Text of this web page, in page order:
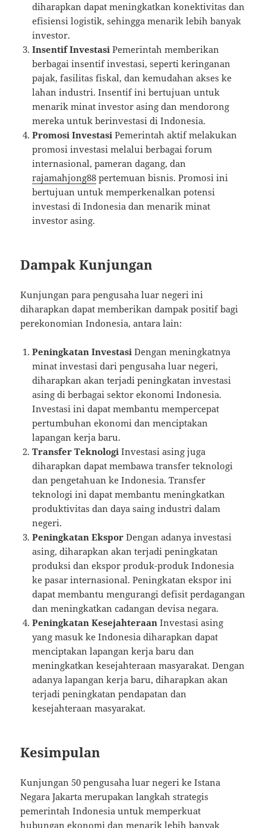
diharapkan dapat meningkatkan konektivitas dan
efisiensi logistik, sehingga menarik lebih banyak
investor.
Insentif Investasi Pemerintah memberikan
berbagai insentif investasi, seperti keringanan
pajak, fasilitas fiskal, dan kemudahan akses ke
lahan industri. Insentif ini bertujuan untuk
menarik minat investor asing dan mendorong
mereka untuk berinvestasi di Indonesia.
Promosi Investasi Pemerintah aktif melakukan
promosi investasi melalui berbagai forum
internasional, pameran dagang, dan
rajamahjong88 pertemuan bisnis. Promosi ini
bertujuan untuk memperkenalkan potensi
investasi di Indonesia dan menarik minat
investor asing.
Dampak Kunjungan
Kunjungan para pengusaha luar negeri ini
diharapkan dapat memberikan dampak positif bagi
perekonomian Indonesia, antara lain:
Peningkatan Investasi Dengan meningkatnya
minat investasi dari pengusaha luar negeri,
diharapkan akan terjadi peningkatan investasi
asing di berbagai sektor ekonomi Indonesia.
Investasi ini dapat membantu mempercepat
pertumbuhan ekonomi dan menciptakan
lapangan kerja baru.
Transfer Teknologi Investasi asing juga
diharapkan dapat membawa transfer teknologi
dan pengetahuan ke Indonesia. Transfer
teknologi ini dapat membantu meningkatkan
produktivitas dan daya saing industri dalam
negeri.
Peningkatan Ekspor Dengan adanya investasi
asing, diharapkan akan terjadi peningkatan
produksi dan ekspor produk-produk Indonesia
ke pasar internasional. Peningkatan ekspor ini
dapat membantu mengurangi defisit perdagangan
dan meningkatkan cadangan devisa negara.
Peningkatan Kesejahteraan Investasi asing
yang masuk ke Indonesia diharapkan dapat
menciptakan lapangan kerja baru dan
meningkatkan kesejahteraan masyarakat. Dengan
adanya lapangan kerja baru, diharapkan akan
terjadi peningkatan pendapatan dan
kesejahteraan masyarakat.
Kesimpulan
Kunjungan 50 pengusaha luar negeri ke Istana
Negara Jakarta merupakan langkah strategis
pemerintah Indonesia untuk memperkuat
hubungan ekonomi dan menarik lebih banyak